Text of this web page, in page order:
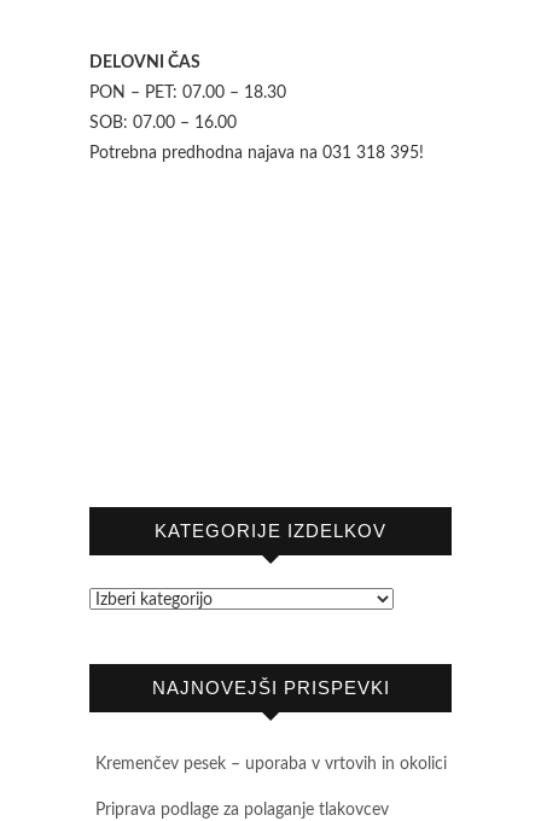
DELOVNI ČAS
PON – PET: 07.00 – 18.30
SOB: 07.00 – 16.00
Potrebna predhodna najava na 031 318 395!
KATEGORIJE IZDELKOV
NAJNOVEJŠI PRISPEVKI
Kremenčev pesek – uporaba v vrtovih in okolici
Priprava podlage za polaganje tlakovcev